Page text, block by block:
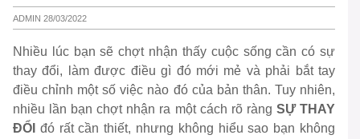
ADMIN 28/03/2022
Nhiều lúc bạn sẽ chợt nhận thấy cuộc sống cần có sự
thay đổi, làm được điều gì đó mới mẻ và phải bắt tay
điều chỉnh một số việc nào đó của bản thân. Tuy nhiên,
nhiều lần bạn chợt nhận ra một cách rõ ràng SỰ THAY
ĐỔI đó rất cần thiết, nhưng không hiểu sao bạn không